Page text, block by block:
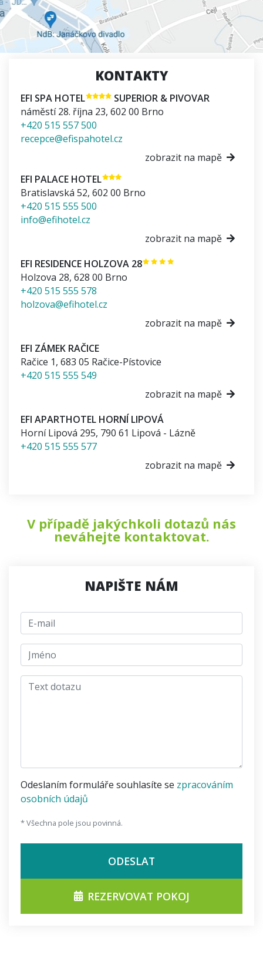
KONTAKTY
EFI SPA HOTEL
SUPERIOR & PIVOVAR
náměstí 28. října 23, 602 00 Brno
+420 515 557 500
recepce@efispahotel.cz
zobrazit na mapě
EFI PALACE HOTEL
Bratislavská 52, 602 00 Brno
+420 515 555 500
info@efihotel.cz
zobrazit na mapě
EFI RESIDENCE HOLZOVA 28
Holzova 28, 628 00 Brno
+420 515 555 578
holzova@efihotel.cz
zobrazit na mapě
EFI ZÁMEK RAČICE
Račice 1, 683 05 Račice-Pístovice
+420 515 555 549
zobrazit na mapě
EFI APARTHOTEL HORNÍ LIPOVÁ
Horní Lipová 295, 790 61 Lipová - Lázně
+420 515 555 577
zobrazit na mapě
V případě jakýchkoli dotazů nás
neváhejte kontaktovat.
NAPIŠTE NÁM
E-mail
jmeno
Text dotazu
Odeslaním formuláře souhlasíte se zpracováním
osobních údajů
* Všechna pole jsou povinná.
ODESLAT
REZERVOVAT POKOJ